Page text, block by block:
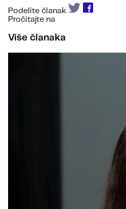
Podelite članak
Pročitajte na
Više članaka